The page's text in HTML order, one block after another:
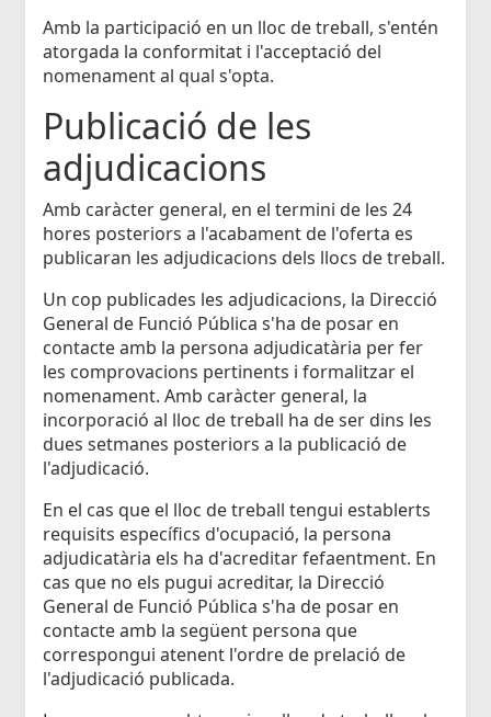
Amb la participació en un lloc de treball, s'entén
atorgada la conformitat i l'acceptació del
nomenament al qual s'opta.
Publicació de les
adjudicacions
Amb caràcter general, en el termini de les 24
hores posteriors a l'acabament de l'oferta es
publicaran les adjudicacions dels llocs de treball.
Un cop publicades les adjudicacions, la Direcció
General de Funció Pública s'ha de posar en
contacte amb la persona adjudicatària per fer
les comprovacions pertinents i formalitzar el
nomenament. Amb caràcter general, la
incorporació al lloc de treball ha de ser dins les
dues setmanes posteriors a la publicació de
l'adjudicació.
En el cas que el lloc de treball tengui establerts
requisits específics d'ocupació, la persona
adjudicatària els ha d'acreditar fefaentment. En
cas que no els pugui acreditar, la Direcció
General de Funció Pública s'ha de posar en
contacte amb la següent persona que
correspongui atenent l'ordre de prelació de
l'adjudicació publicada.